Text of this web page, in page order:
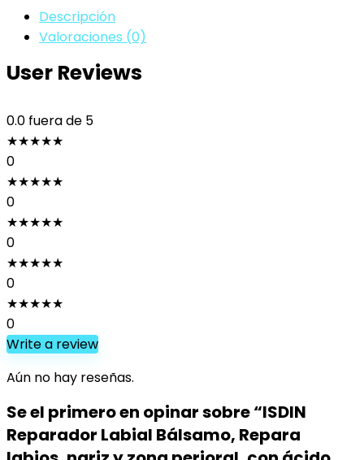
zona
con
hialurónico,
10ml
cantidad
Descripción
Valoraciones (0)
User Reviews
0.0 fuera de 5
★★★★★
0
★★★★★
0
★★★★★
0
★★★★★
0
★★★★★
0
Write a review
Aún no hay reseñas.
Se el primero en opinar sobre “ISDIN
Reparador Labial Bálsamo, Repara